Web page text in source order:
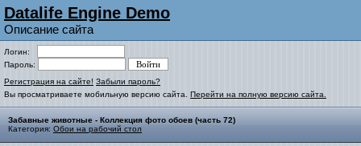
Datalife Engine Demo
Описание сайта
Логин:
Пароль:
Регистрация на сайте! Забыли пароль?
Вы просматриваете мобильную версию сайта. Перейти на полную версию сайта.
Забавные животные - Коллекция фото обоев (часть 72)
Категория: Обои на рабочий стол